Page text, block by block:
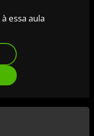
essa aula